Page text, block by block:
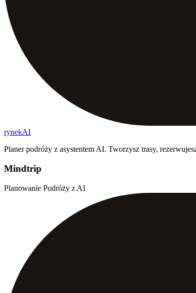
rynekAI
Planer podróży z asystentem AI. Tworzysz trasy,
Mindtrip
Planowanie Podróży z AI